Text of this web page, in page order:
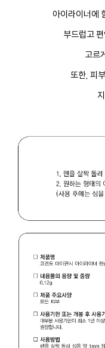
아이라이너에
부드럽고
고르
또한, 피